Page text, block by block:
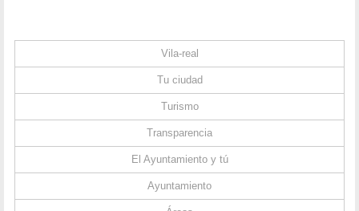
Vila-real
Tu ciudad
Turismo
Transparencia
El Ayuntamiento y tú
Ayuntamiento